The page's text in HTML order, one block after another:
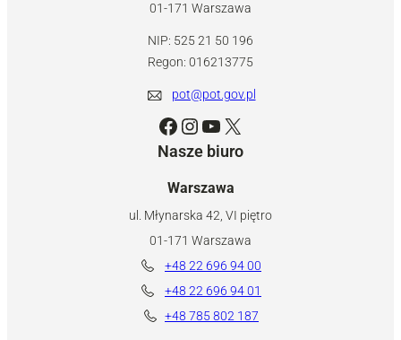
01-171 Warszawa
NIP: 525 21 50 196
Regon: 016213775
pot@pot.gov.pl
Facebook Instagram YouTube X
Nasze biuro
Warszawa
ul. Młynarska 42, VI piętro
01-171 Warszawa
+48 22 696 94 00
+48 22 696 94 01
+48 785 802 187